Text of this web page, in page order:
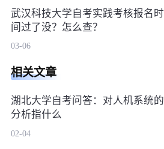
武汉科技大学自考实践考核报名时
间过了没？怎么查？
03-06
相关文章
湖北大学自考问答：对人机系统的
分析指什么
02-04